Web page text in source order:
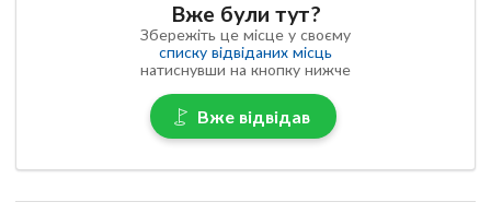
Вже були тут?
Збережіть це місце у своєму
списку відвіданих місць
натиснувши на кнопку нижче
Вже відвідав